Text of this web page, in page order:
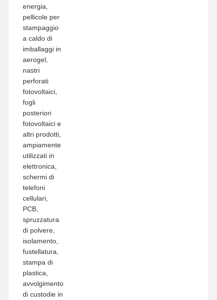
energia,
pellicole per
stampaggio
a caldo di
imballaggi in
aerogel,
nastri
perforati
fotovoltaici,
fogli
posteriori
fotovoltaici e
altri prodotti,
ampiamente
utilizzati in
elettronica,
schermi di
telefoni
cellulari,
PCB,
spruzzatura
di polvere,
isolamento,
fustellatura,
stampa di
plastica,
avvolgimento
di custodie in